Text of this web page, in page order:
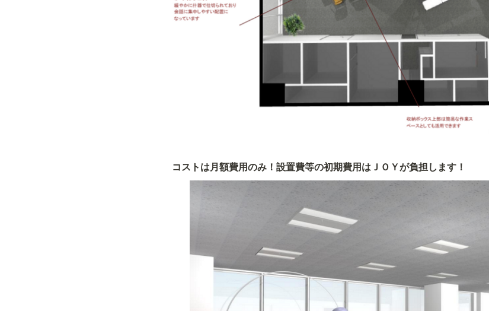
コストは月額費用のみ！設置費等の初期費用はＪＯＹが負担します！